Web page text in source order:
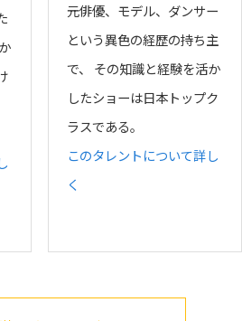
元俳優、モデル、ダンサー
という異色の経歴の持ち主
で、 その知識と経験を活か
したショーは日本トップク
ラスである。
このタレントについて詳し
く